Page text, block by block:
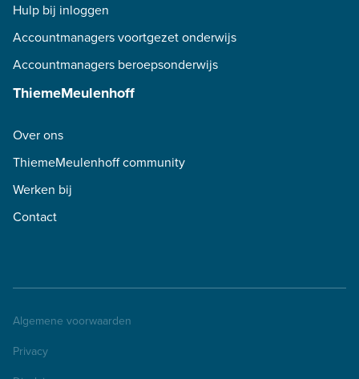
Hulp bij inloggen
Accountmanagers voortgezet onderwijs
Accountmanagers beroepsonderwijs
ThiemeMeulenhoff
Over ons
ThiemeMeulenhoff community
Werken bij
Contact
Algemene voorwaarden
Privacy